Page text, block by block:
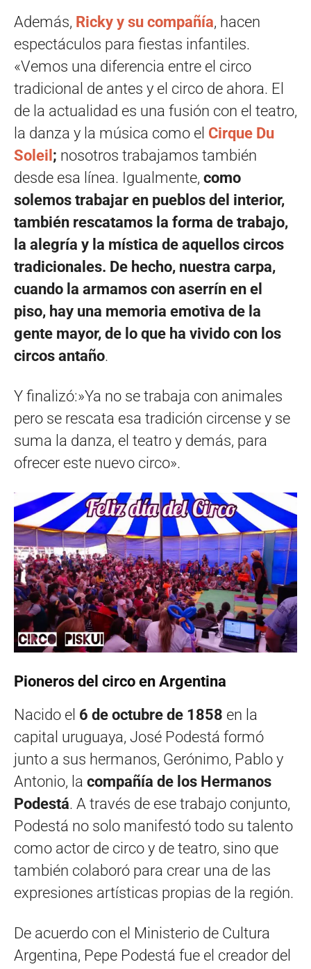
Además, Ricky y su compañía, hacen
espectáculos para fiestas infantiles.
«Vemos una diferencia entre el circo
tradicional de antes y el circo de ahora. El
de la actualidad es una fusión con el teatro,
la danza y la música como el Cirque Du
Soleil ; nosotros trabajamos también
desde esa línea. Igualmente, como
solemos trabajar en pueblos del interior,
también rescatamos la forma de trabajo,
la alegría y la mística de aquellos circos
tradicionales. De hecho, nuestra carpa,
cuando la armamos con aserrín en el
piso, hay una memoria emotiva de la
gente mayor, de lo que ha vivido con los
circos antaño.
Y finalizó:»Ya no se trabaja con animales
pero se rescata esa tradición circense y se
suma la danza, el teatro y demás, para
ofrecer este nuevo circo».
Pioneros del circo en Argentina
Nacido el 6 de octubre de 1858 en la
capital uruguaya, José Podestá formó
junto a sus hermanos, Gerónimo, Pablo y
Antonio, la compañía de los Hermanos
Podestá. A través de ese trabajo conjunto,
Podestá no solo manifestó todo su talento
como actor de circo y de teatro, sino que
también colaboró para crear una de las
expresiones artísticas propias de la región.
De acuerdo con el Ministerio de Cultura
Argentina, Pepe Podestá fue el creador del